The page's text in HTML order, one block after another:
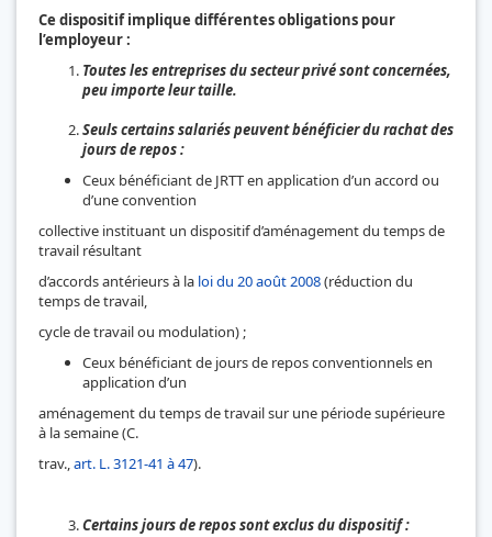
Ce dispositif implique différentes obligations pour
l’employeur :
Toutes les entreprises du secteur privé sont concernées,
peu importe leur taille.
Seuls certains salariés peuvent bénéficier du rachat des
jours de repos :
Ceux bénéficiant de JRTT en application d’un accord ou
d’une convention
collective instituant un dispositif d’aménagement du temps de
travail résultant
d’accords antérieurs à la loi du 20 août 2008(réduction du
temps de travail,
cycle de travail ou modulation) ;
Ceux bénéficiant de jours de repos conventionnels en
application d’un
aménagement du temps de travail sur une période supérieure
à la semaine (C.
trav.,art. L. 3121-41 à 47).
Certains jours de repos sont exclus du dispositif :